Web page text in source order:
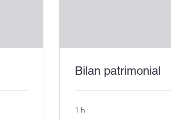
Bilan patrimonial
1 h